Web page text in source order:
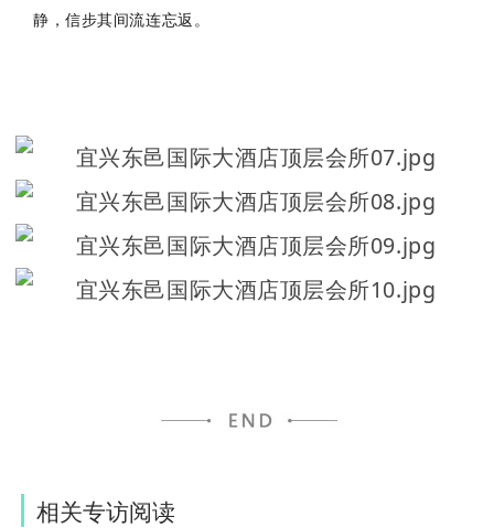
静，信步其间流连忘返。
相关专访阅读